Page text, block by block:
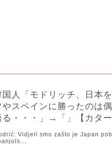
国人「モドリッチ、日本
やスペインに勝ったのは
る・・・」→「」【カター
Vidjeli smo zašto je Japan